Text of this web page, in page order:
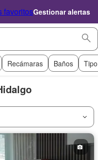
favoritosGestionar alertas
Recámaras Baños